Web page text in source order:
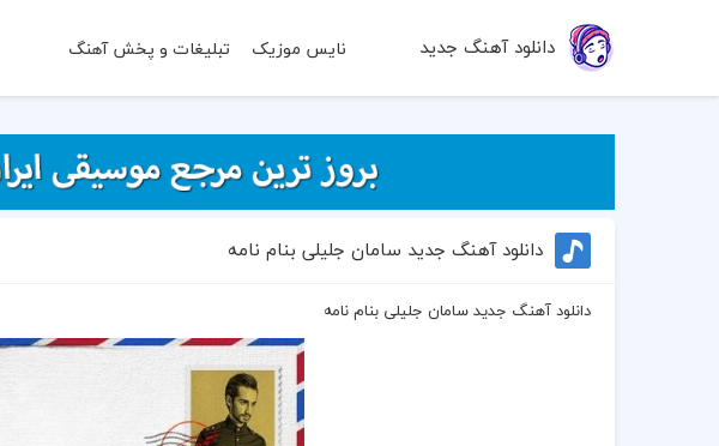
دانلود آهنگ جدید نایس موزیک تبلیغات و پخش آهنگ
دانلود آهنگ جدید سامان جلیلی بنام نامه
دانلود آهنگ جدید سامان جلیلی بنام نامه